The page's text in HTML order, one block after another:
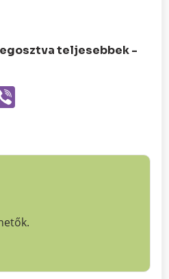
teljesebbek -